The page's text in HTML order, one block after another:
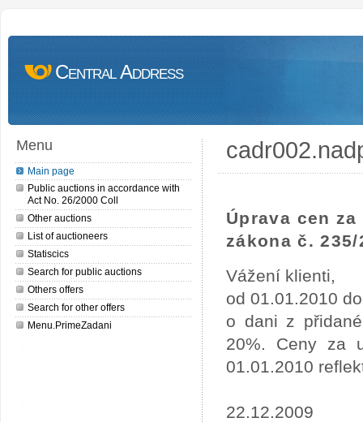
Central Address
Menu
Main page
Public auctions in accordance with
Act No. 26/2000 Coll
Other auctions
List of auctioneers
Statiscics
Search for public auctions
Others offers
Search for other offers
Menu.PrimeZadani
Úprava cen
zákona č. 235/
Vážení klienti,
od 01.01.2010
o dani z
20%. Ceny za
01.01.2010
22.12.2009